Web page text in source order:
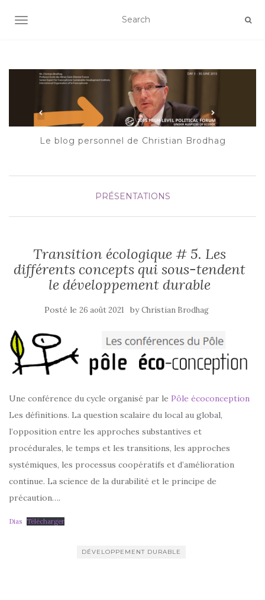
AFFICHER/MASQUER LA NAVIGATION
Le blog personnel de Christian Brodhag
PRÉSENTATIONS
Transition écologique # 5. Les
différents concepts qui sous-tendent
le développement durable
Posté le 26 août 2021 byChristian Brodhag
Une conférence du cycle organisé par le Pôle écoconception
Les définitions. La question scalaire du local au global,
l’opposition entre les approches substantives et
procédurales, le temps et les transitions, les approches
systémiques, les processus coopératifs et d’amélioration
continue. La science de la durabilité et le principe de
précaution….
Dias Télécharger
DÉVELOPPEMENT DURABLE